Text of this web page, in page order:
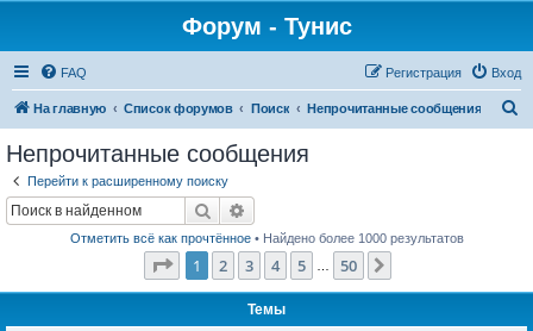
Форум - Тунис
FAQ Вход
Регистрация
На главную Список форумов Поиск Непрочитанные сообщения
Непрочитанные сообщения
Перейти к расширенному поиску
Поиск
Отметить всё как прочтённое• Найдено более 1000 результатов
Страница из 50
1 2 3 4 5 50
Темы